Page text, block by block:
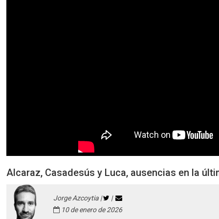
Alcaraz, Casadesús y Luca, ausencias en la
Jorge Azcoytia |
|
10 de enero de 2026